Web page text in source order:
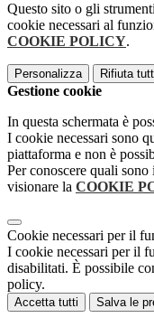
Questo sito o gli
cookie necessari al
COOKIE POLICY.
Personalizza Rifiuta
Gestione cookie
In questa schermata è
I cookie necessari sono
piattaforma e non è
Per conoscere quali
visionare la COOKIE
Cookie necessari per il
I cookie necessari per il
disabilitati. È possibile
policy.
Accetta tutti Salva le